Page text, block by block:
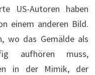
US-Autoren haben
einem anderen Bild.
wo das Gemälde als
aufhören muss,
in der Mimik, der